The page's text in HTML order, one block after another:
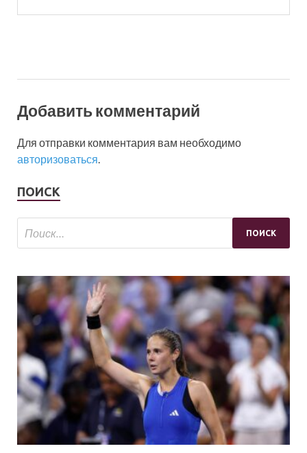
Добавить комментарий
Для отправки комментария вам необходимо
авторизоваться.
ПОИСК